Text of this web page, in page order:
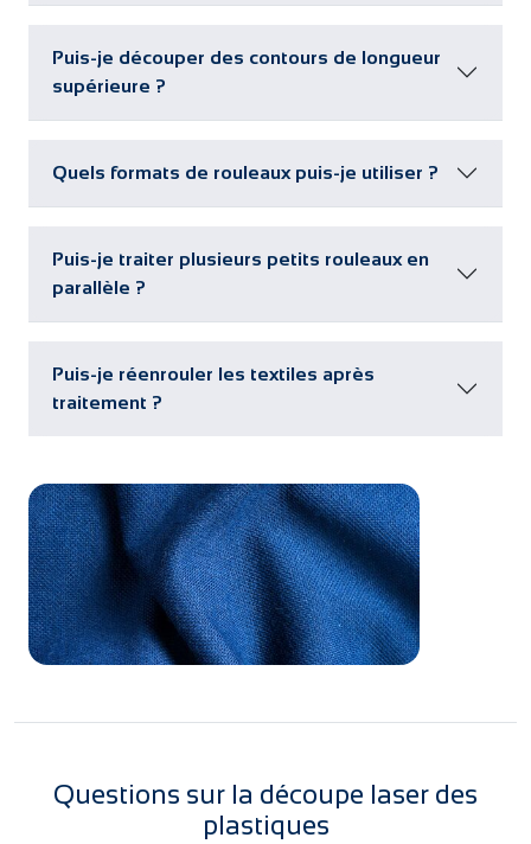
Puis-je découper des contours de longueur
supérieure ?
Quels formats de rouleaux puis-je utiliser ?
Puis-je traiter plusieurs petits rouleaux en
parallèle ?
Puis-je réenrouler les textiles après
traitement ?
Questions sur la découpe laser des
plastiques